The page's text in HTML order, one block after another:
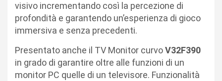
visivo incrementando così la percezione di
profondità e garantendo un’esperienza di gioco
immersiva e senza precedenti.
Presentato anche il TV Monitor curvoV32F390
in grado di garantire oltre alle funzioni di un
monitor PC quelle di un televisore. Funzionalità